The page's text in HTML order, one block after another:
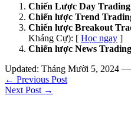
Chiến Lược Day Trading
Chiến lược Trend
Chiến lược Breakout
Kháng Cự): [ Học ngay ]
Chiến lược News Trading
Updated: Tháng Mười 5, 2024 —
← Previous Post
Next Post →